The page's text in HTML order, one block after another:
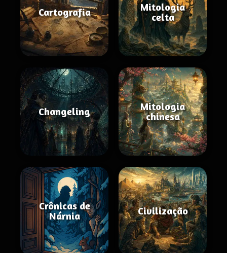
Cartografia
Mitologia
celta
Changeling
Mitologia
chinesa
Crônicas de
Nárnia
Civilização